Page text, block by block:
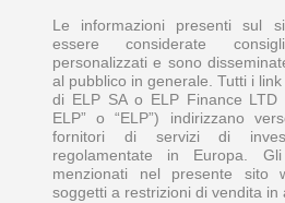
Le informazioni presenti sul
essere considerate
personalizzati e sono
al pubblico in generale. Tutti i
di ELP SA o ELP Finance LTD
ELP” o “ELP”) indirizzano
fornitori di servizi di
regolamentate in Europa.
menzionati nel presente sito
soggetti a restrizioni di vendita in